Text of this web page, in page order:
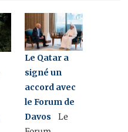
Le Qatar a
signé un
accord avec
le Forum de
Davos Le